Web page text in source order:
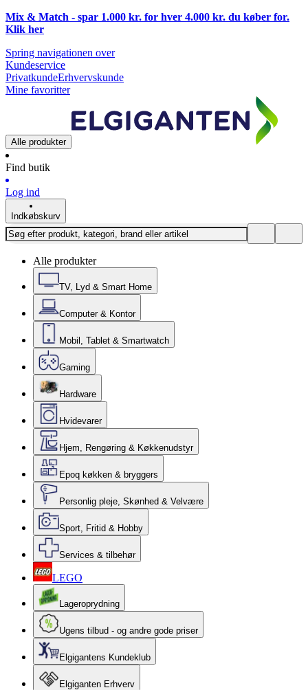
Mix & Match - spar 1.000 kr. for hver 4.000 kr. du køber for.
Klik her
Spring navigationen over
Kundeservice
PrivatkundeErhvervskunde
Mine favoritter
Alle produkter
Find butik
Log ind
Indkøbskurv
Alle produkter
TV, Lyd & Smart Home
Computer & Kontor
Mobil, Tablet & Smartwatch
Gaming
Hardware
Hvidevarer
Hjem, Rengøring & Køkkenudstyr
Epoq køkken & bryggers
Personlig pleje, Skønhed & Velvære
Sport, Fritid & Hobby
Services & tilbehør
LEGO
Lageroprydning
Ugens tilbud - og andre gode priser
Elgigantens Kundeklub
Elgiganten Erhverv